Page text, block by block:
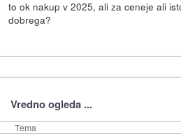
to ok nakup v 2025, ali za ceneje ali
dobrega?
Vredno ogleda ...
Tema